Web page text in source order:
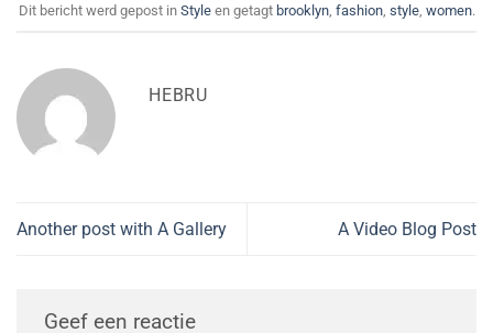
Dit bericht werd gepost in Styleen getagt brooklyn, fashion, style, women.
HEBRU
Another post with A Gallery A Video Blog Post
Geef een reactie